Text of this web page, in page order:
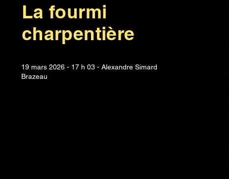
La fourmi
charpentière
19 mars 2026 - 17 h 03 - Alexandre Simard
Brazeau